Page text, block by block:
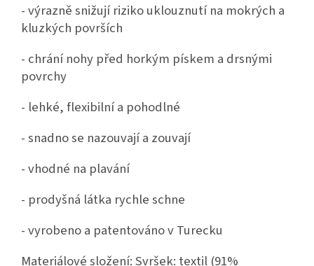
- výrazně snižují riziko uklouznutí na mokrých a
kluzkých površích
- chrání nohy před horkým pískem a drsnými
povrchy
- lehké, flexibilní a pohodlné
- snadno se nazouvají a zouvají
- vhodné na plavání
- prodyšná látka rychle schne
- vyrobeno a patentováno v Turecku
Materiálové složení: Svršek: textil (91%